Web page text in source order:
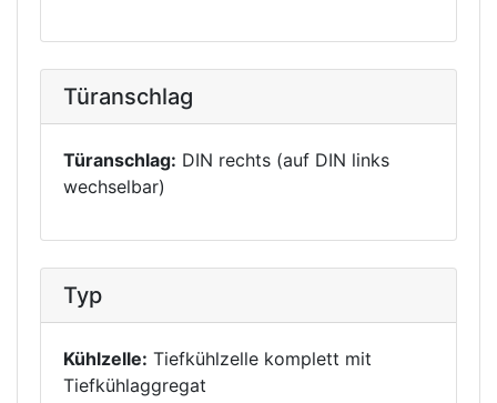
Türanschlag
Türanschlag: DIN rechts (auf DIN links
wechselbar)
Typ
Kühlzelle: Tiefkühlzelle komplett mit
Tiefkühlaggregat